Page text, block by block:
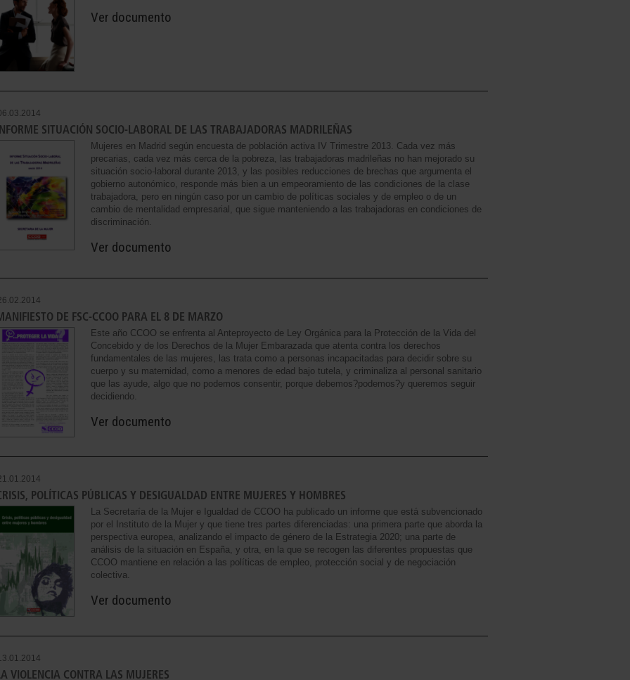
Ver documento
SITUACIÓN SOCIO-LABORAL DE LAS TRABAJADORAS MADRILEÑAS
Mujeres en Madrid según encuesta de población activa IV Trimestre 2013. Cada vez más
precarias, cada vez más cerca de la pobreza, las trabajadoras madrileñas no han mejorado su
situación socio-laboral durante 2013, y las posibles reducciones de brechas que argumenta el
gobierno autonómico, responde más bien a un empeoramiento de las condiciones de la clase
trabajadora, pero en ningún caso por un cambio de políticas sociales y de empleo o de un
cambio de mentalidad empresarial, que sigue manteniendo a las trabajadoras en condiciones de
discriminación.
Ver documento
DE FSC-CCOO PARA EL 8 DE MARZO
Este año CCOO se enfrenta al Anteproyecto de Ley Orgánica para la Protección de la Vida del
Concebido y de los Derechos de la Mujer Embarazada que atenta contra los derechos
fundamentales de las mujeres, las trata como a personas incapacitadas para decidir sobre su
cuerpo y su maternidad, como a menores de edad bajo tutela, y criminaliza al personal sanitario
que las ayude, algo que no podemos consentir, porque debemos?podemos?y queremos seguir
decidiendo.
Ver documento
POLÍTICAS PÚBLICAS Y DESIGUALDAD ENTRE MUJERES Y HOMBRES
La Secretaría de la Mujer e Igualdad de CCOO ha publicado un informe que está subvencionado
por el Instituto de la Mujer y que tiene tres partes diferenciadas: una primera parte que aborda la
perspectiva europea, analizando el impacto de género de la Estrategia 2020; una parte de
análisis de la situación en España, y otra, en la que se recogen las diferentes propuestas que
CCOO mantiene en relación a las políticas de empleo, protección social y de negociación
colectiva.
Ver documento
VIOLENCIA CONTRA LAS MUJERES